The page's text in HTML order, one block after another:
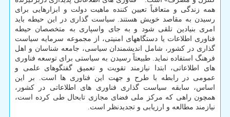
همه زندگی و متعاقباً تعیین کننده ماهیت دولت و ابزارهایی برای
رسیدن به مقاصد خویش هستند. سیاست گذاری در این حیطه باید
امری بنیادین تلقی شود و به جای واسپاری به متخصصان حیطه
فناوری اطلاعات یا دستگاههای امنیتی، از مجموعه سرمایه سیاست
گذاری در کشور، شامل اندیشمندان سیاسی، جامعه شناسان و اهل
فرهنگ استفاده نماید. طبیعتاً رسیدن به سیاستی برای توسعه فناوری
های اطلاعاتی، ابتدا نیازمند تقویت و تعمیق گفتگوهای علمی و
عمومی در رابطه با طرح و جهت این فناوری ها است. بر این
اساس، سابقه سیاست گذاری فناوری های اطلاعاتی در کشور،
همچون راهی که مرکز ملی فضای مجازی تابحال طی کرده است،
نیازمند مطالعه و ارزیابی و تجدیدنظر است.